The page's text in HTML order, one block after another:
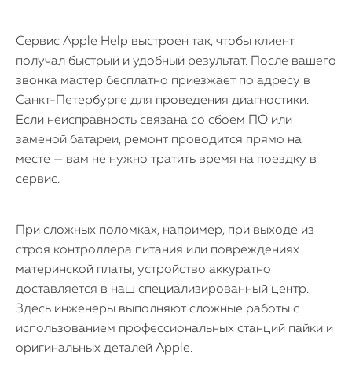
Сервис Apple Help выстроен так, чтобы клиент
получал быстрый и удобный результат. После вашего
звонка мастер бесплатно приезжает по адресу в
Санкт-Петербурге для проведения диагностики.
Если неисправность связана со сбоем ПО или
заменой батареи, ремонт проводится прямо на
месте — вам не нужно тратить время на поездку в
сервис.
При сложных поломках, например, при выходе из
строя контроллера питания или повреждениях
материнской платы, устройство аккуратно
доставляется в наш специализированный центр.
Здесь инженеры выполняют сложные работы с
использованием профессиональных станций пайки и
оригинальных деталей Apple.